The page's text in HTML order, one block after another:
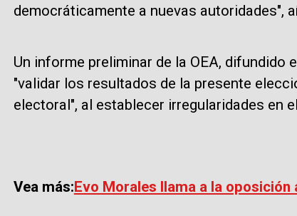
democráticamente a nuevas autoridades",
Un informe preliminar de la OEA, difundido
"validar los resultados de la presente
electoral", al establecer irregularidades en
Vea más:Evo Morales llama a la